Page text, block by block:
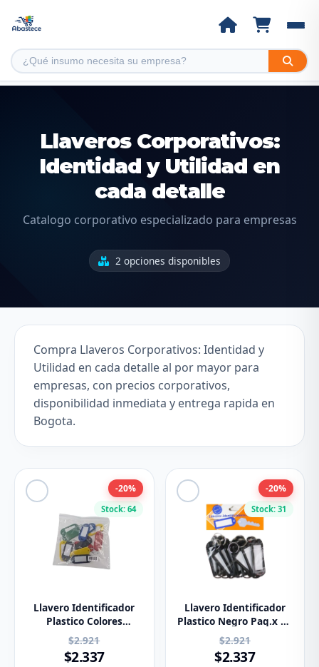
Llaveros Corporativos:
Identidad y Utilidad en
cada detalle
Catalogo corporativo especializado para empresas
2 opciones disponibles
Compra Llaveros Corporativos: Identidad y
Utilidad en cada detalle al por mayor para
empresas, con precios corporativos,
disponibilidad inmediata y entrega rapida en
Bogota.
Stock: 64
-20%
Llavero Identificador
Plastico Colores
Surtidos Paq. x 12u.
$2.921
$2.337
Stock: 31
-20%
Llavero Identificador
Plastico Negro Paq.x 12
U.
$2.921
$2.337